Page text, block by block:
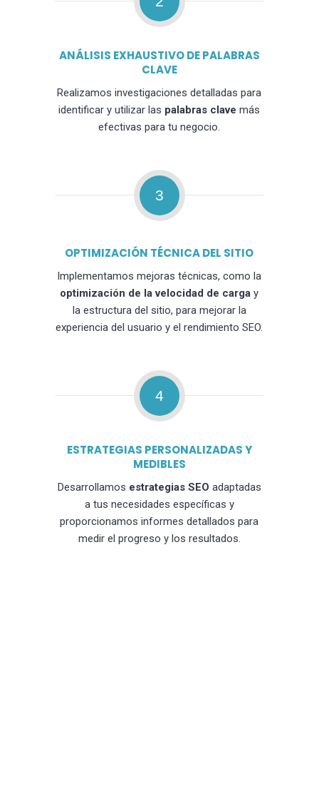
ANÁLISIS EXHAUSTIVO DE PALABRAS
CLAVE
Realizamos investigaciones detalladas para
identificar y utilizar las palabras clave más
efectivas para tu negocio.
3
OPTIMIZACIÓN TÉCNICA DEL SITIO
Implementamos mejoras técnicas, como la
optimización de la velocidad de carga y
la estructura del sitio, para mejorar la
experiencia del usuario y el rendimiento SEO.
4
ESTRATEGIAS PERSONALIZADAS Y
MEDIBLES
Desarrollamos estrategias SEO adaptadas
a tus necesidades específicas y
proporcionamos informes detallados para
medir el progreso y los resultados.